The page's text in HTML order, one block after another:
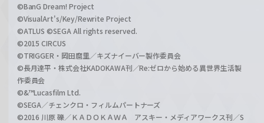
©BanG Dream! Project
©VisualArt's/Key/Rewrite Project
©ATLUS ©SEGA All rights reserved.
©2015 CIRCUS
©TRIGGER・岡田麿里／キズナイーバー製作委員会
©長月達平・株式会社KADOKAWA刊／Re:ゼロから始める異世界生活製
作委員会
©&™Lucasfilm Ltd.
©SEGA／チェンクロ・フィルムパートナーズ
©2016 川原 礫／ＫＡＤＯＫＡＷＡ アスキー・メディアワークス刊／S